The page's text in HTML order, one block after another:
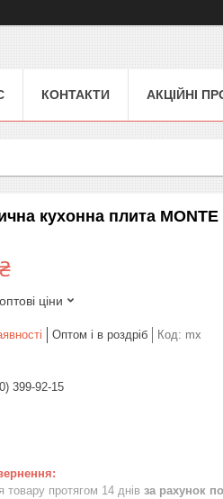
КОНТАКТИ АКЦІЙНІ
кухонна плита MONTE
ціни
Оптом і в роздріб Код: mx
399-92-15
товару протягом 14 днів за рахунок